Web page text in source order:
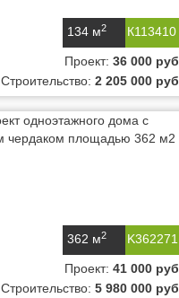
К113410
134 м2
Проект: 36 000 руб
Строительство: 2 205 000 руб
K362271
362 м2
Проект: 41 000 руб
Строительство: 5 980 000 руб